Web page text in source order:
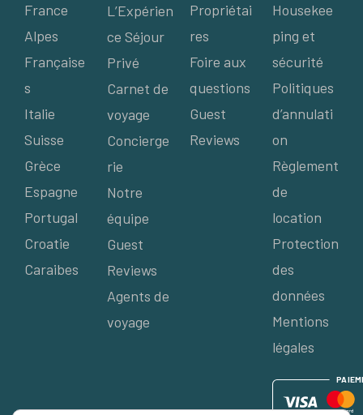
France
Alpes
Française
s
Italie
Suisse
Grèce
Espagne
Portugal
Croatie
Caraibes
L’Expérien
ce Séjour
Privé
Carnet de
voyage
Concierge
rie
Notre
équipe
Guest
Reviews
Agents de
voyage
Propriétai
res
Foire aux
questions
Guest
Reviews
Housekee
ping et
sécurité
Politiques
d’annulati
on
Règlement
de
location
Protection
des
données
Mentions
légales
PAIEM